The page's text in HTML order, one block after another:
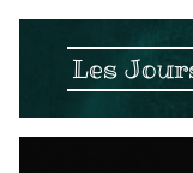
Les